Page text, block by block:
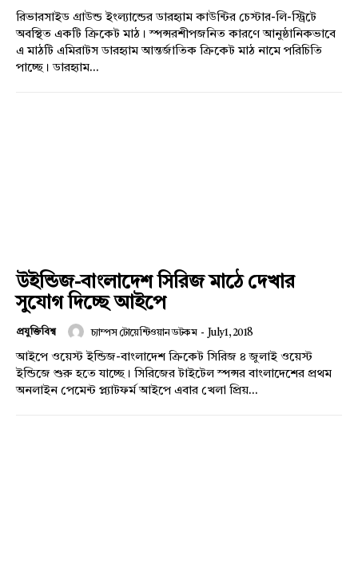
রিভারসাইড গ্রাউন্ড ইংল্যান্ডের ডারহ্যাম কাউন্টির চেস্টার-লি-স্ট্রিটে
অবস্থিত একটি ক্রিকেট মাঠ। স্পন্সরশীপজনিত কারণে আনুষ্ঠানিকভাবে
এ মাঠটি এমিরাটস ডারহ্যাম আন্তর্জাতিক ক্রিকেট মাঠ নামে পরিচিতি
পাচ্ছে। ডারহ্যাম...
উইন্ডিজ-বাংলাদেশ সিরিজ মাঠে দেখার
সুযোগ দিচ্ছে আইপে
প্রযুক্তিবিশ্ব চ্যাম্পস টোয়েন্টিওয়ান ডটকম - July 1, 2018
আইপে ওয়েস্ট ইন্ডিজ-বাংলাদেশ ক্রিকেট সিরিজ ৪ জুলাই ওয়েস্ট
ইন্ডিজে শুরু হতে যাচ্ছে। সিরিজের টাইটেল স্পন্সর বাংলাদেশের প্রথম
অনলাইন পেমেন্ট প্ল্যাটফর্ম আইপে এবার খেলা প্রিয়...